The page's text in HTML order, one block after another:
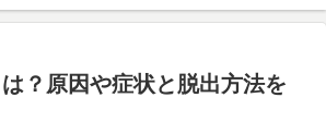
？原因や症状と脱出方法を